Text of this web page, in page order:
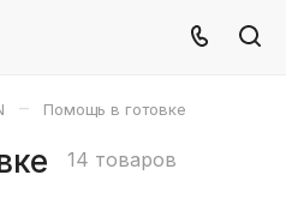
– Помощь в готовке
14 товаров